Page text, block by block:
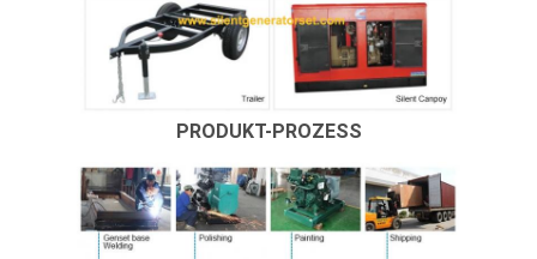
PRODUKT-PROZESS